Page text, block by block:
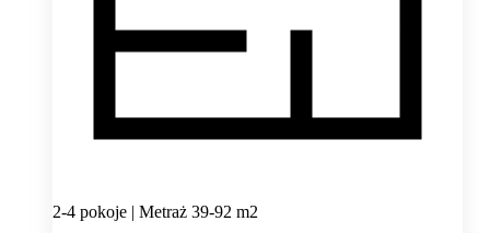
2-4 pokoje | Metraż 39-92 m2